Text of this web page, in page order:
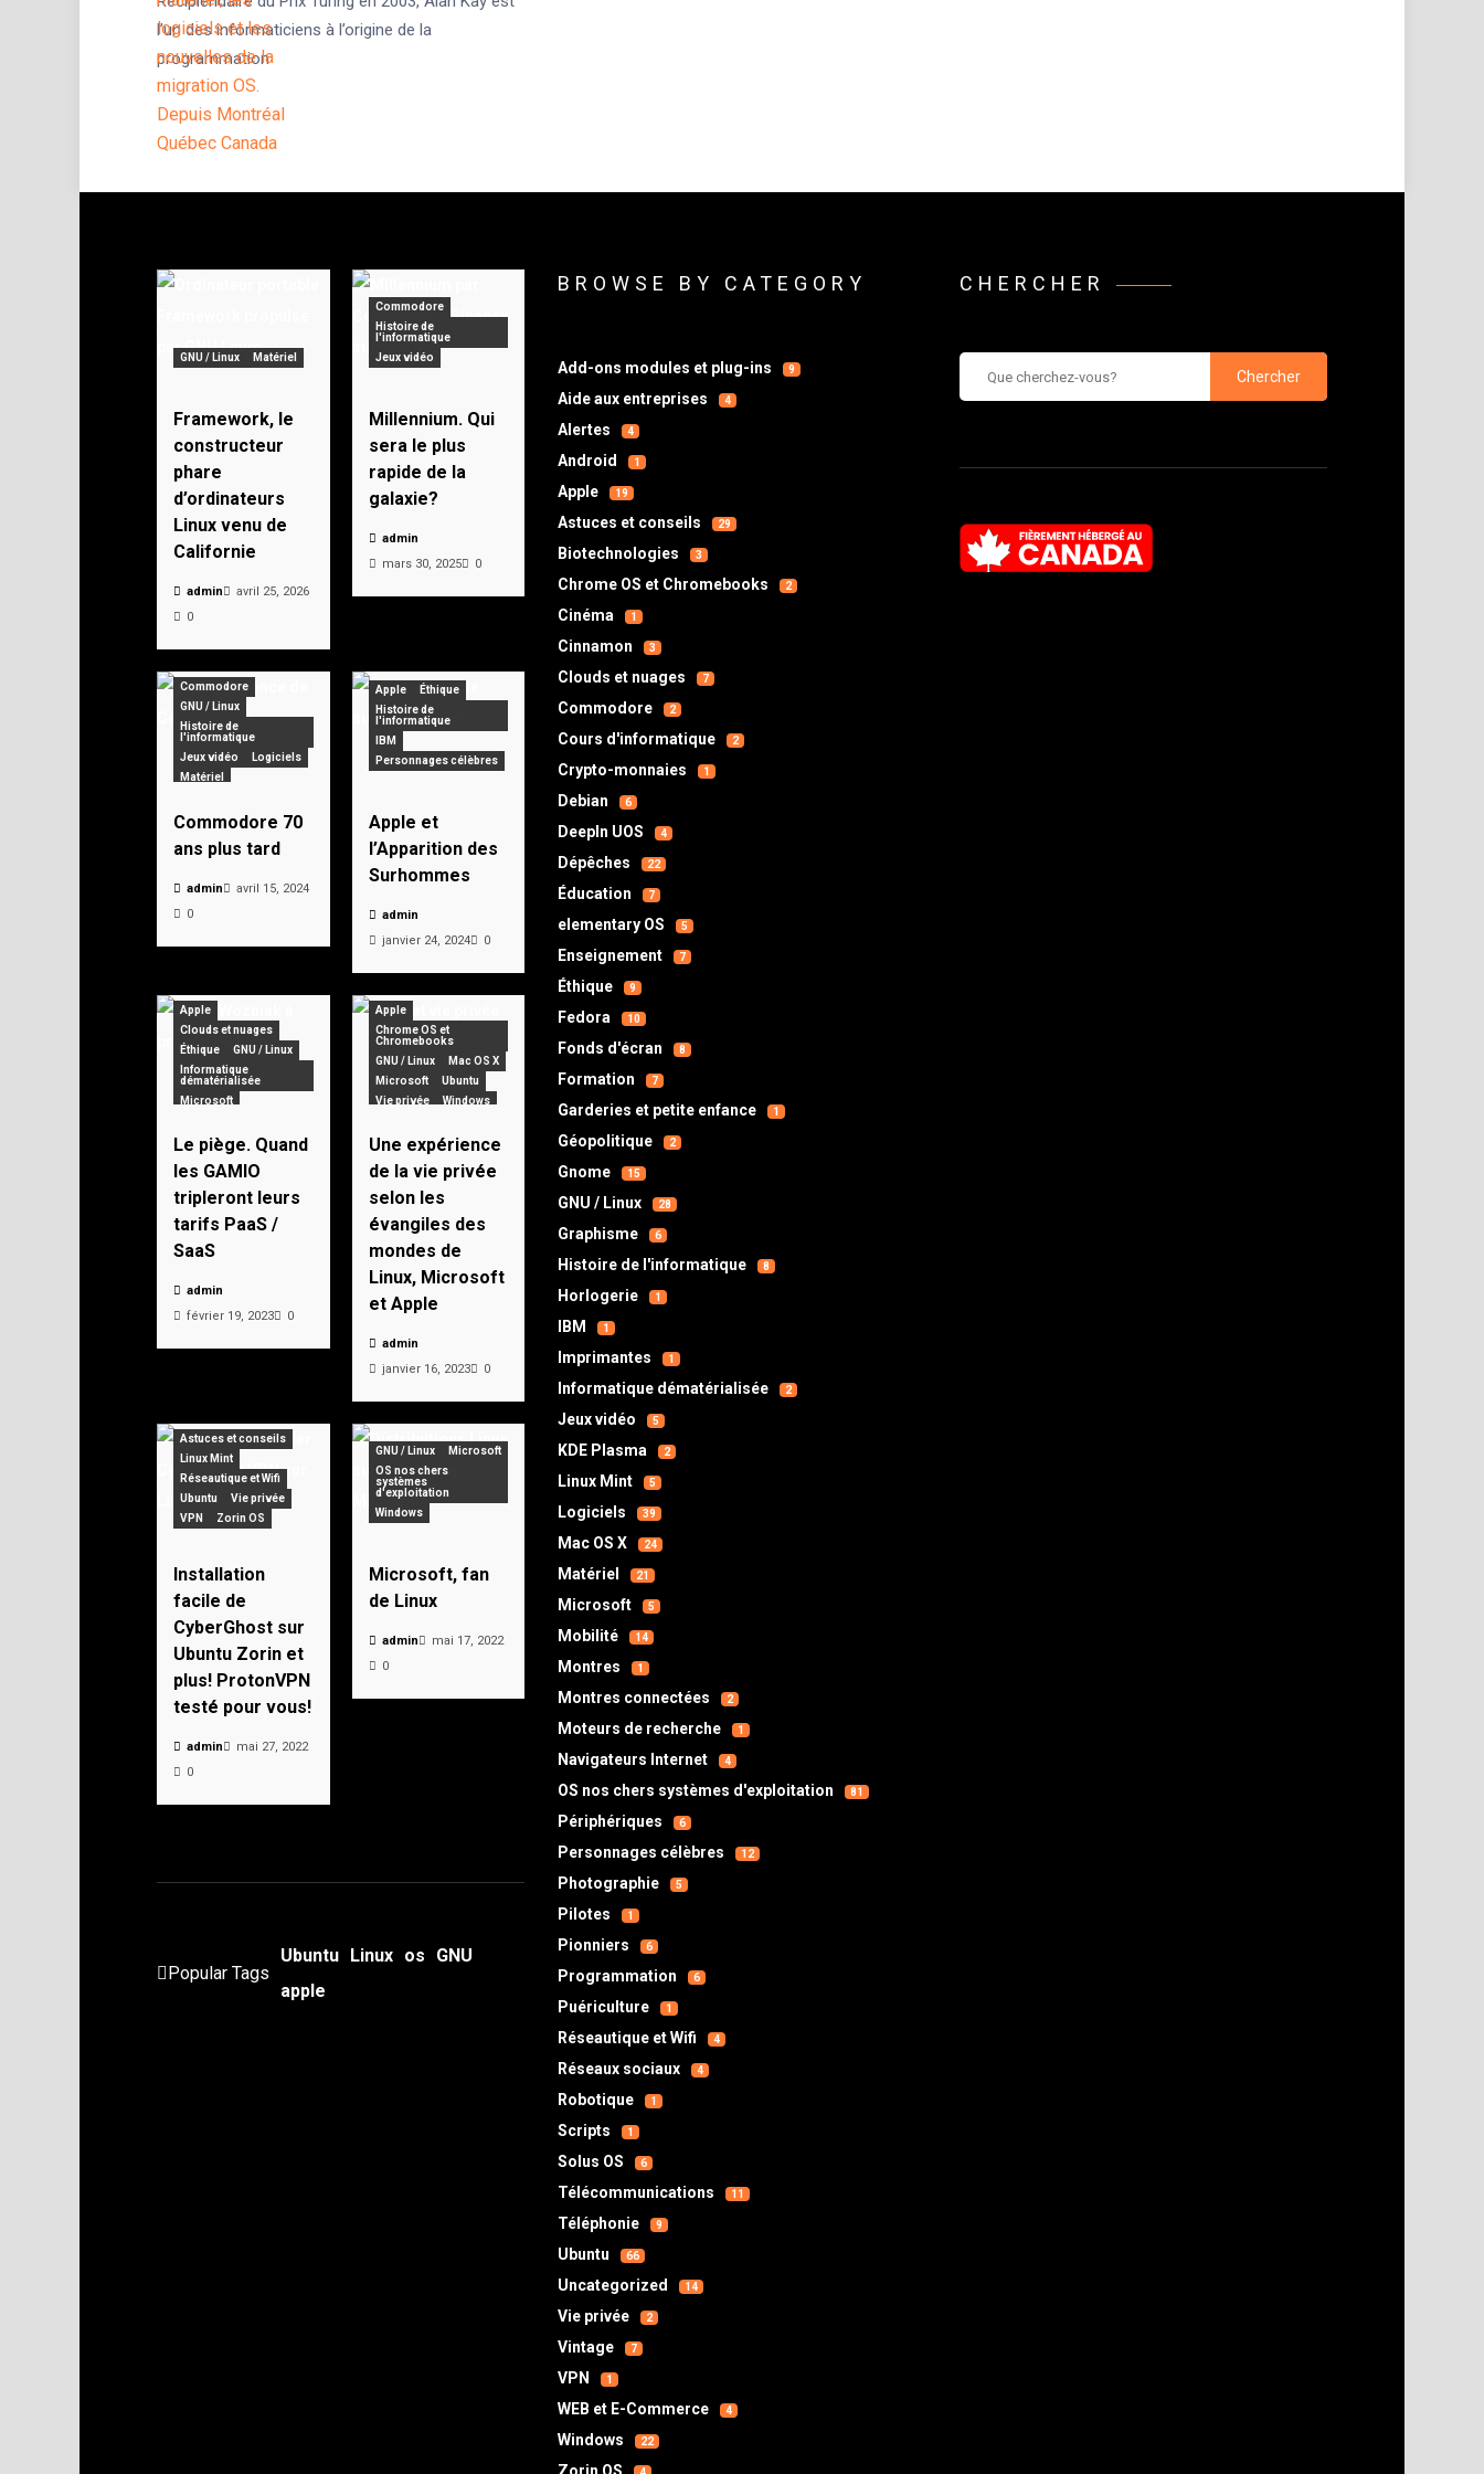
l’un des informaticiens à l’origine de la
programmation
GNU / Linux Matériel
Framework, le
constructeur
phare
d’ordinateurs
Linux venu de
Californie
admin
avril 25, 2026
0
Commodore
Histoire de
l'informatique
Jeux vidéo
Millennium. Qui
sera le plus
rapide de la
galaxie?
admin
mars 30, 2025
0
Commodore
GNU / Linux
Histoire de
l'informatique
Jeux vidéo
Logiciels
Matériel
Pionniers
Vintage
Commodore 70
ans plus tard
admin
avril 15, 2024
0
Apple
Éthique
Histoire de
l'informatique
IBM
Personnages célèbres
Apple et
l’Apparition des
Surhommes
admin
janvier 24, 2024
0
Apple
Clouds et nuages
Éthique
GNU / Linux
Informatique
dématérialisée
Microsoft
Le piège. Quand
les GAMIO
tripleront leurs
tarifs PaaS /
SaaS
admin
février 19, 2023
0
Apple
Chrome OS et
Chromebooks
GNU / Linux
Mac OS X
Microsoft
Ubuntu
Vie privée
Windows
Une expérience
de la vie privée
selon les
évangiles des
mondes de
Linux, Microsoft
et Apple
admin
janvier 16, 2023
0
Astuces et conseils
Linux Mint
Réseautique et Wifi
Ubuntu
Vie privée
VPN
Zorin OS
Installation
facile de
CyberGhost sur
Ubuntu Zorin et
plus! ProtonVPN
testé pour vous!
admin
mai 27, 2022
0
GNU / Linux
Microsoft
OS nos chers
systèmes
d'exploitation
Windows
Microsoft, fan
de Linux
admin
mai 17, 2022
0
Popular Tags
Ubuntu Linux os
GNU
apple
BROWSE BY CATEGORY
Add-ons modules et plug-ins 9
Aide aux entreprises 4
Alertes 4
Android 1
Apple 19
Astuces et conseils 29
Biotechnologies 3
Chrome OS et Chromebooks 2
Cinéma 1
Cinnamon 3
Clouds et nuages 7
Commodore 2
Cours d'informatique 2
Crypto-monnaies 1
Debian 6
DeepIn UOS 4
Dépêches 22
Éducation 7
elementary OS 5
Enseignement 7
Éthique 9
Fedora 10
Fonds d'écran 8
Formation 7
Garderies et petite enfance 1
Géopolitique 2
Gnome 15
GNU / Linux 28
Graphisme 6
Histoire de l'informatique 8
Horlogerie 1
IBM 1
Imprimantes 1
Informatique dématérialisée 2
Jeux vidéo 5
KDE Plasma 2
Linux Mint 5
Logiciels 39
Mac OS X 24
Matériel 21
Microsoft 5
Mobilité 14
Montres 1
Montres connectées 2
Moteurs de recherche 1
Navigateurs Internet 4
OS nos chers systèmes d'exploitation 81
Périphériques 6
Personnages célèbres 12
Photographie 5
Pilotes 1
Pionniers 6
Programmation 6
Puériculture 1
Réseautique et Wifi 4
Réseaux sociaux 4
Robotique 1
Scripts 1
Solus OS 6
Télécommunications 11
Téléphonie 9
Ubuntu 66
Uncategorized 14
Vie privée 2
Vintage 7
VPN 1
WEB et E-Commerce 4
Windows 22
CHERCHER